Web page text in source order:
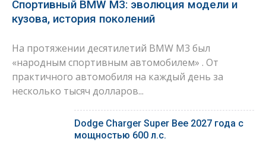
Спортивный BMW M3: эволюция модели и
кузова, история поколений
На протяжении десятилетий BMW M3 был
«народным спортивным автомобилем» . От
практичного автомобиля на каждый день за
несколько тысяч долларов...
Dodge Charger Super Bee 2027 года с
мощностью 600 л.с.